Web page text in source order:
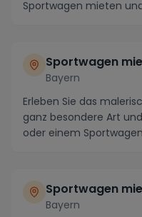
Sportwagen mieten
Sportwagen
Bayern
Erleben Sie das
ganz besondere Art
oder einem
Sportwagen
Bayern